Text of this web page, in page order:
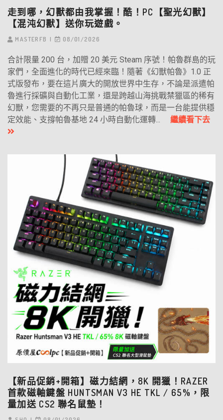
走到哪，幻獸都由我掌握！酷！PC【聖光幻獸】
【混沌幻獸】送你玩遊戲。
MASTERFB 08/01/2026
合計限量 200 台，加贈 20 美元 Steam 序號！帕魯群島的玩
家們，全面進化的時代已經來臨！隨著《幻獸帕魯》1.0 正
式版發布，要在這片廣大的開放世界中生存，不論是派遣帕
魯進行採礦與自動化工業，還是跨越山海挑戰禁獵區的稀有
幻獸，您需要的不再只是普通的帕魯球，而是一台能提供穩
定效能、支撐帕魯基地 24 小時自動化運轉... 繼續看下去
【新品促銷+開箱】磁力結網，8K 開獵！RAZER
首款磁軸鍵盤 HUNTSMAN V3 HE TKL / 65%，限
量加送 CS2 聯名鼠墊！